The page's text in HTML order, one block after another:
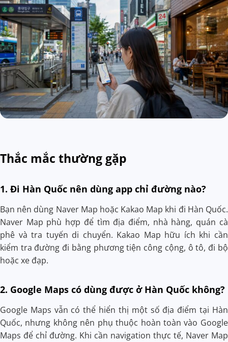
Thắc mắc thường gặp
1. Đi Hàn Quốc nên dùng app chỉ đường nào?
Bạn nên dùng Naver Map hoặc Kakao Map khi đi Hàn Quốc.
Naver Map phù hợp để tìm địa điểm, nhà hàng, quán cà
phê và tra tuyến di chuyển. Kakao Map hữu ích khi cần
kiểm tra đường đi bằng phương tiện công cộng, ô tô, đi bộ
hoặc xe đạp.
2. Google Maps có dùng được ở Hàn Quốc không?
Google Maps vẫn có thể hiển thị một số địa điểm tại Hàn
Quốc, nhưng không nên phụ thuộc hoàn toàn vào Google
Maps để chỉ đường. Khi cần navigation thực tế, Naver Map